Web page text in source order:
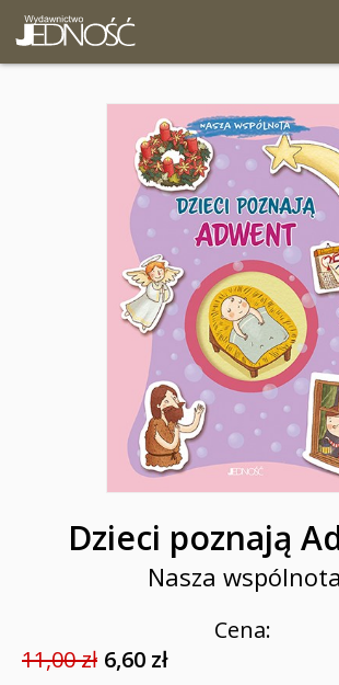
Dzieci poznają
Nasza wspólnota
Cena:
11,00 zł 6,60 zł